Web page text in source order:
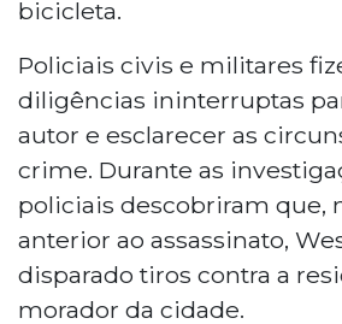
bicicleta.
Policiais civis e militares
diligências ininterruptas
autor e esclarecer as
crime. Durante as
policiais descobriram que,
anterior ao assassinato,
disparado tiros contra a
morador da cidade.